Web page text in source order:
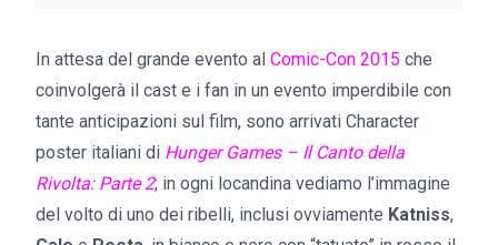
In attesa del grande evento al Comic-Con 2015 che
coinvolgerà il cast e i fan in un evento imperdibile con
tante anticipazioni sul film, sono arrivati Character
poster italiani di Hunger Games – Il Canto della
Rivolta: Parte 2; in ogni locandina vediamo l’immagine
del volto di uno dei ribelli, inclusi ovviamente Katniss,